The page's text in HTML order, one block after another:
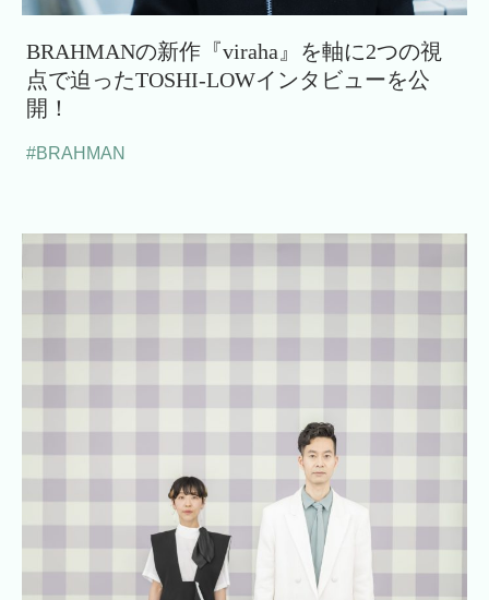
BRAHMANの新作『viraha』を軸に2つの視
点で迫ったTOSHI-LOWインタビューを公
開！
#BRAHMAN